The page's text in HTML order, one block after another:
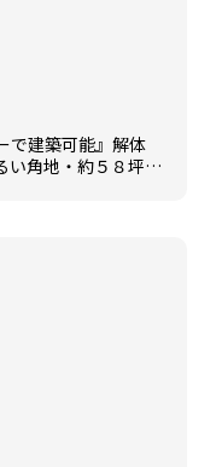
で建築可能』解体
い角地・約５８坪の